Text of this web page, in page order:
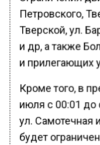
Петровского,
Тверской, ул.
и др, а также
и прилегающих
Кроме того, в
июля с 00:01 до
ул. Самотечная
будет